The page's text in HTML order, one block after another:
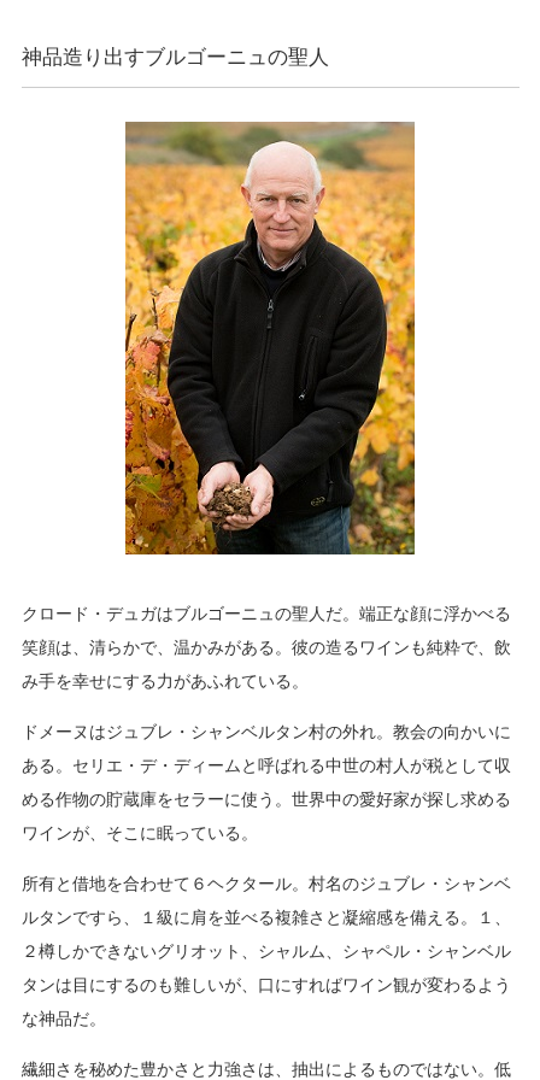
神品造り出すブルゴーニュの聖人
クロード・デュガはブルゴーニュの聖人だ。端正な顔に浮かべる
笑顔は、清らかで、温かみがある。彼の造るワインも純粋で、飲
み手を幸せにする力があふれている。
ドメーヌはジュブレ・シャンベルタン村の外れ。教会の向かいに
ある。セリエ・デ・ディームと呼ばれる中世の村人が税として収
める作物の貯蔵庫をセラーに使う。世界中の愛好家が探し求める
ワインが、そこに眠っている。
所有と借地を合わせて６ヘクタール。村名のジュブレ・シャンベ
ルタンですら、１級に肩を並べる複雑さと凝縮感を備える。１、
２樽しかできないグリオット、シャルム、シャペル・シャンベル
タンは目にするのも難しいが、口にすればワイン観が変わるよう
な神品だ。
繊細さを秘めた豊かさと力強さは、抽出によるものではない。低